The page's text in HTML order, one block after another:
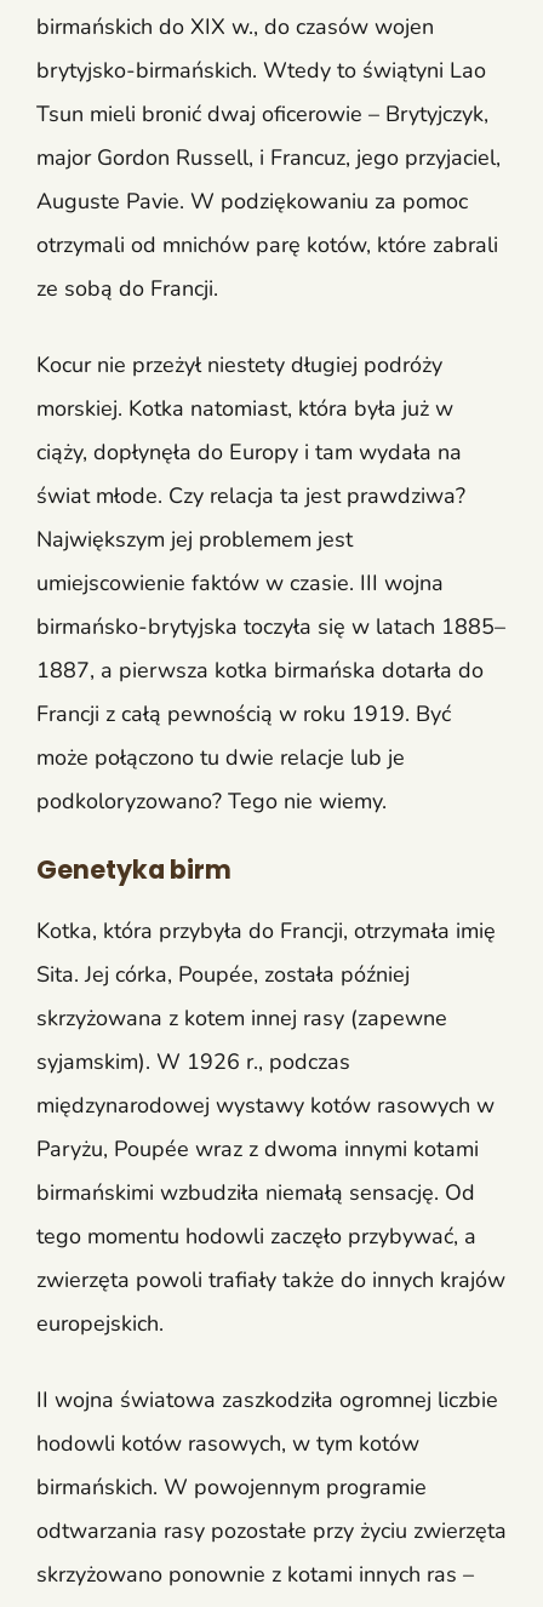
birmańskich do XIX w., do czasów wojen
brytyjsko-birmańskich. Wtedy to świątyni Lao
Tsun mieli bronić dwaj oficerowie – Brytyjczyk,
major Gordon Russell, i Francuz, jego przyjaciel,
Auguste Pavie. W podziękowaniu za pomoc
otrzymali od mnichów parę kotów, które zabrali
ze sobą do Francji.
Kocur nie przeżył niestety długiej podróży
morskiej. Kotka natomiast, która była już w
ciąży, dopłynęła do Europy i tam wydała na
świat młode. Czy relacja ta jest prawdziwa?
Największym jej problemem jest
umiejscowienie faktów w czasie. III wojna
birmańsko-brytyjska toczyła się w latach 1885–
1887, a pierwsza kotka birmańska dotarła do
Francji z całą pewnością w roku 1919. Być
może połączono tu dwie relacje lub je
podkoloryzowano? Tego nie wiemy.
Genetyka birm
Kotka, która przybyła do Francji, otrzymała imię
Sita. Jej córka, Poupée, została później
skrzyżowana z kotem innej rasy (zapewne
syjamskim). W 1926 r., podczas
międzynarodowej wystawy kotów rasowych w
Paryżu, Poupée wraz z dwoma innymi kotami
birmańskimi wzbudziła niemałą sensację. Od
tego momentu hodowli zaczęło przybywać, a
zwierzęta powoli trafiały także do innych krajów
europejskich.
II wojna światowa zaszkodziła ogromnej liczbie
hodowli kotów rasowych, w tym kotów
birmańskich. W powojennym programie
odtwarzania rasy pozostałe przy życiu zwierzęta
skrzyżowano ponownie z kotami innych ras –